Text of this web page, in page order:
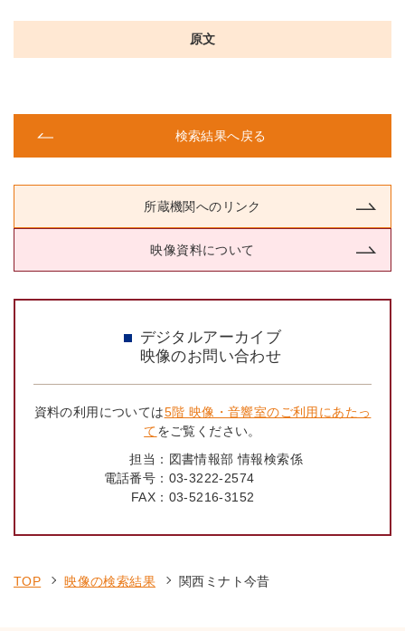
原文
検索結果へ戻る
所蔵機関へのリンク
映像資料について
デジタルアーカイブ
映像のお問い合わせ
資料の利用については5階 映像・音響室のご利用にあたっ
てをご覧ください。
担当： 図書情報部 情報検索係
電話番号： 03-3222-2574
FAX： 03-5216-3152
TOP 映像の検索結果 関西ミナト今昔